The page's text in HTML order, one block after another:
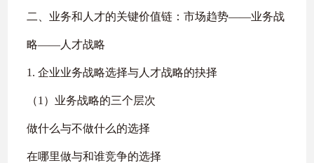
二、业务和人才的关键价值链：市场趋势——业务战
略——人才战略
1. 企业业务战略选择与人才战略的抉择
（1）业务战略的三个层次
做什么与不做什么的选择
在哪里做与和谁竞争的选择